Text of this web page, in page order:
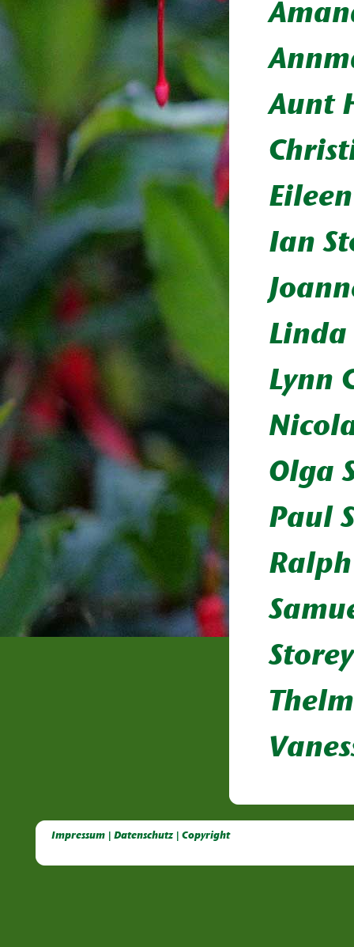
Aunt
Ian
Linda
Lynn
Olga
Paul
Impressum | Datenschutz | Copyright